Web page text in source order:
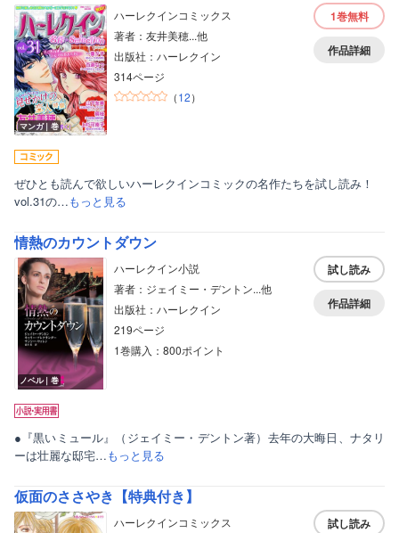
マンガ｜巻
ハーレクインコミックス
著者：友井美穂...他
出版社：ハーレクイン
314ページ
（12）
1巻無料
作品詳細
ぜひとも読んで欲しいハーレクインコミックの名作たちを試し読み！
vol.31の…もっと見る
情熱のカウントダウン
ノベル｜巻
ハーレクイン小説
著者：ジェイミー・デントン...他
出版社：ハーレクイン
219ページ
1巻購入：800ポイント
試し読み
作品詳細
●『黒いミュール』（ジェイミー・デントン著）去年の大晦日、ナタリ
ーは壮麗な邸宅…もっと見る
仮面のささやき【特典付き】
ハーレクインコミックス
試し読み
ボーイズラブ
美女・美少女